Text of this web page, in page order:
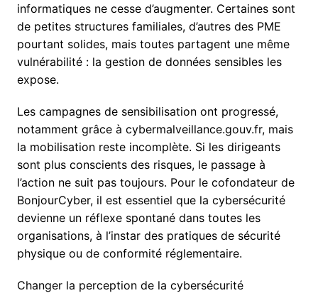
informatiques ne cesse d’augmenter. Certaines sont
de petites structures familiales, d’autres des PME
pourtant solides, mais toutes partagent une même
vulnérabilité : la gestion de données sensibles les
expose.
Les campagnes de sensibilisation ont progressé,
notamment grâce à cybermalveillance.gouv.fr, mais
la mobilisation reste incomplète. Si les dirigeants
sont plus conscients des risques, le passage à
l’action ne suit pas toujours. Pour le cofondateur de
BonjourCyber, il est essentiel que la cybersécurité
devienne un réflexe spontané dans toutes les
organisations, à l’instar des pratiques de sécurité
physique ou de conformité réglementaire.
Changer la perception de la cybersécurité